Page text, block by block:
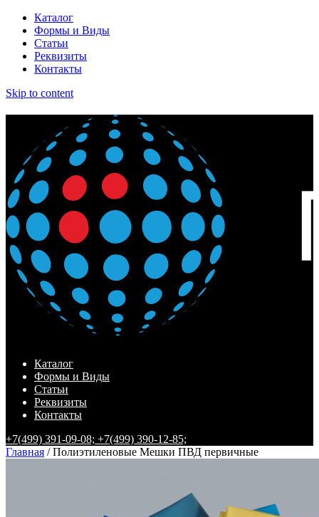
Каталог
Формы и Виды
Статьи
Реквизиты
Контакты
Skip to content
Каталог
Формы и Виды
Статьи
Реквизиты
Контакты
+7(499) 391-09-08; +7(499) 390-12-85;
Главная / Полиэтиленовые Мешки ПВД первичные